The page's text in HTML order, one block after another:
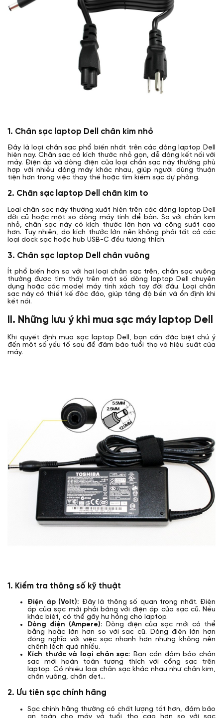
1. Chân sạc laptop Dell chân kim nhỏ
Đây là loại chân sạc phổ biến nhất trên các dòng laptop Dell
hiện nay. Chân sạc có kích thước nhỏ gọn, dễ dàng kết nối với
máy. Điện áp và dòng điện của loại chân sạc này thường phù
hợp với nhiều dòng máy khác nhau, giúp người dùng thuận
tiện hơn trong việc thay thế hoặc tìm kiếm sạc dự phòng.
2. Chân sạc laptop Dell chân kim to
Loại chân sạc này thường xuất hiện trên các dòng laptop Dell
đời cũ hoặc một số dòng máy tính để bàn. So với chân kim
nhỏ, chân sạc này có kích thước lớn hơn và công suất cao
hơn. Tuy nhiên, do kích thước lớn nên không phải tất cả các
loại dock sạc hoặc hub USB-C đều tương thích.
3. Chân sạc laptop Dell chân vuông
Ít phổ biến hơn so với hai loại chân sạc trên, chân sạc vuông
thường được tìm thấy trên một số dòng laptop Dell chuyên
dụng hoặc các model máy tính xách tay đời đầu. Loại chân
sạc này có thiết kế độc đáo, giúp tăng độ bền và ổn định khi
kết nối.
II. Những lưu ý khi mua sạc máy laptop Dell
Khi quyết định mua sạc laptop Dell, bạn cần đặc biệt chú ý
đến một số yếu tố sau để đảm bảo tuổi thọ và hiệu suất của
máy.
1. Kiểm tra thông số kỹ thuật
Điện áp (Volt): Đây là thông số quan trọng nhất. Điện
áp của sạc mới phải bằng với điện áp của sạc cũ. Nếu
khác biệt, có thể gây hư hỏng cho laptop.
Dòng điện (Ampere): Dòng điện của sạc mới có thể
bằng hoặc lớn hơn so với sạc cũ. Dòng điện lớn hơn
đồng nghĩa với việc sạc nhanh hơn nhưng không nên
chênh lệch quá nhiều.
Kích thước và loại chân sạc: Bạn cần đảm bảo chân
sạc mới hoàn toàn tương thích với cổng sạc trên
laptop. Có nhiều loại chân sạc khác nhau như chân kim,
chân vuông, chân dẹt...
2. Ưu tiên sạc chính hãng
Sạc chính hãng thường có chất lượng tốt hơn, đảm bảo